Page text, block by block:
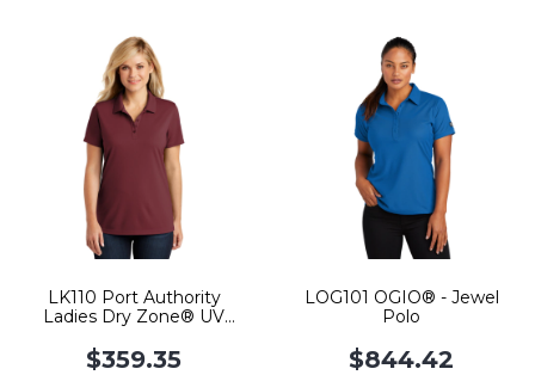
LK110 Port Authority
Ladies Dry Zone® UV
$359.35
LOG101 OGIO® - Jewel
Polo
$844.42